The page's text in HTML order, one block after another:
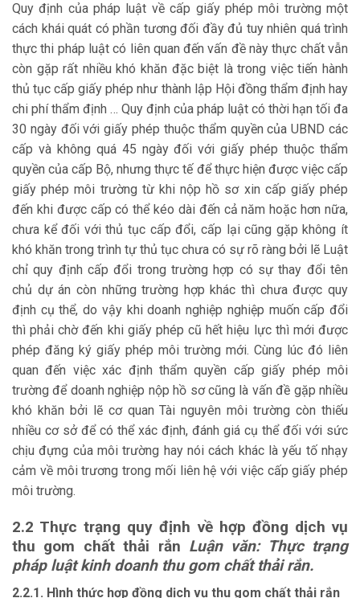
Quy định của pháp luật về cấp giấy phép môi trường một
cách khái quát có phần tương đối đầy đủ tuy nhiên quá trình
thực thi pháp luật có liên quan đến vấn đề này thực chất vẫn
còn gặp rất nhiều khó khăn đặc biệt là trong việc tiến hành
thủ tục cấp giấy phép như thành lập Hội đồng thẩm định hay
chi phí thẩm định … Quy định của pháp luật có thời hạn tối đa
30 ngày đối với giấy phép thuộc thẩm quyền của UBND các
cấp và không quá 45 ngày đối với giấy phép thuộc thẩm
quyền của cấp Bộ, nhưng thực tế để thực hiện được việc cấp
giấy phép môi trường từ khi nộp hồ sơ xin cấp giấy phép
đến khi được cấp có thể kéo dài đến cả năm hoặc hơn nữa,
chưa kể đối với thủ tục cấp đổi, cấp lại cũng gặp không ít
khó khăn trong trình tự thủ tục chưa có sự rõ ràng bởi lẽ Luật
chỉ quy định cấp đổi trong trường hợp có sự thay đổi tên
chủ dự án còn những trường hợp khác thì chưa được quy
định cụ thể, do vậy khi doanh nghiệp nghiệp muốn cấp đổi
thì phải chờ đến khi giấy phép cũ hết hiệu lực thì mới được
phép đăng ký giấy phép môi trường mới. Cùng lúc đó liên
quan đến việc xác định thẩm quyền cấp giấy phép môi
trường để doanh nghiệp nộp hồ sơ cũng là vấn đề gặp nhiều
khó khăn bởi lẽ cơ quan Tài nguyên môi trường còn thiếu
nhiều cơ sở để có thể xác định, đánh giá cụ thể đối với sức
chịu đựng của môi trường hay nói cách khác là yếu tố nhạy
cảm về môi trương trong mối liên hệ với việc cấp giấy phép
môi trường.
2.2 Thực trạng quy định về hợp đồng dịch vụ
thu gom chất thải rắn Luận văn: Thực trạng
pháp luật kinh doanh thu gom chất thải rắn.
2.2.1. Hình thức hợp đồng dịch vụ thu gom chất thải rắn